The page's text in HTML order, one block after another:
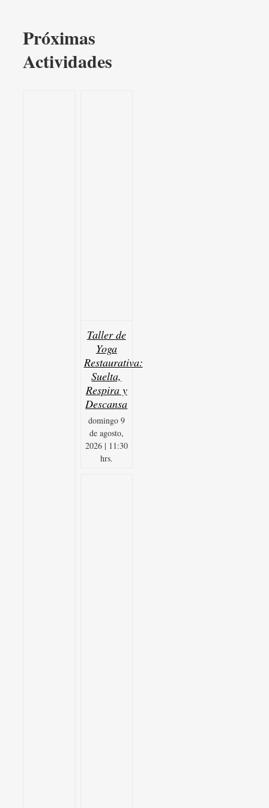
Próximas
Actividades
Taller de
Yoga
Restaurativa:
Suelta,
Respira y
Descansa
domingo 9
de agosto,
2026 | 11:30
hrs.